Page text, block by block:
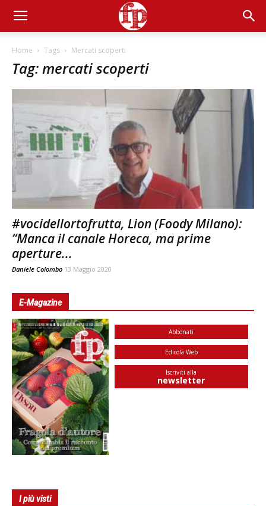
Home Tags Mercati scoperti
Tag: mercati scoperti
#vocidellortofrutta, Lion (Foody Milano):
“Manca il canale Horeca, ma prime
aperture...
Daniele Colombo 13 Maggio 2020
E-Magazine
Abbonati
Edicola Web
Iscriviti alla
newsletter
I più visti